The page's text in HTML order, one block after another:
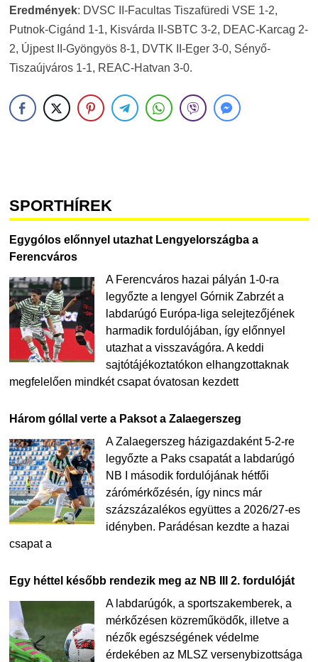
Eredmények: DVSC II-Facultas Tiszafüredi VSE 1-2,
Putnok-Cigánd 1-1, Kisvárda II-SBTC 3-2, DEAC-Karcag 2-
2, Újpest II-Gyöngyös 8-1, DVTK II-Eger 3-0, Sényő-
Tiszaújváros 1-1, REAC-Hatvan 3-0.
SPORTHÍREK
Egygólos előnnyel utazhat Lengyelországba a
Ferencváros
A Ferencváros hazai pályán 1-0-ra
legyőzte a lengyel Górnik Zabrzét a
labdarúgó Európa-liga selejtezőjének
harmadik fordulójában, így előnnyel
utazhat a visszavágóra. A keddi
sajtótájékoztatókon elhangzottaknak
megfelelően mindkét csapat óvatosan kezdett
Három góllal verte a Paksot a Zalaegerszeg
A Zalaegerszeg házigazdaként 5-2-re
legyőzte a Paks csapatát a labdarúgó
NB I második fordulójának hétfői
zárómérkőzésén, így nincs már
százszázalékos együttes a 2026/27-es
idényben. Parádésan kezdte a hazai
csapat a
Egy héttel később rendezik meg az NB III 2. fordulóját
A labdarúgók, a sportszakemberek, a
mérkőzésen közreműködők, illetve a
nézők egészségének védelme
érdekében az MLSZ versenybizottsága